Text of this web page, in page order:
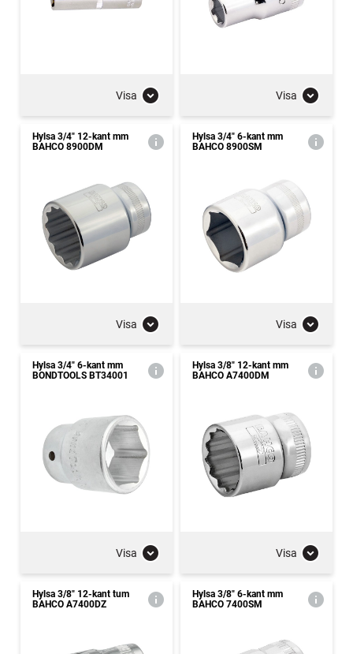
Visa Visa
Hylsa 3/4" 12-kant mm
BAHCO 8900DM
Visa
Hylsa 3/4" 6-kant mm
BAHCO 8900SM
Visa
Hylsa 3/4" 6-kant mm
BONDTOOLS BT34001
Visa
Hylsa 3/8" 12-kant mm
BAHCO A7400DM
Visa
Hylsa 3/8" 12-kant tum
BAHCO A7400DZ
Hylsa 3/8" 6-kant mm
BAHCO 7400SM